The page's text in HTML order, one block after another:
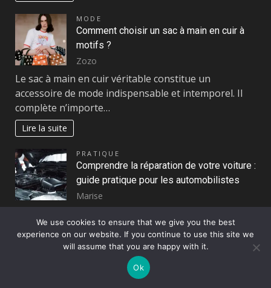
MODE
Comment choisir un sac à main en cuir à
motifs ?
Zozo
Le sac à main en cuir véritable constitue un
accessoire de mode indispensable et intemporel. Il
complète n’importe…
Lire la suite
PRATIQUE
Comprendre la réparation de votre voiture :
guide pratique pour les automobilistes
Marise
quotidien pour de nombreux conducteurs. Face à la
montée des…
We use cookies to ensure that we give you the best
experience on our website. If you continue to use this site we
will assume that you are happy with it.
Ok